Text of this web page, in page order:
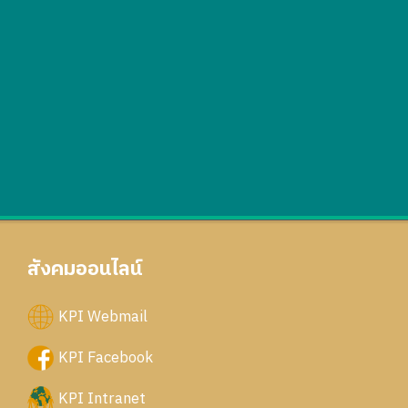
สังคมออนไลน์
KPI Webmail
KPI Facebook
KPI Intranet